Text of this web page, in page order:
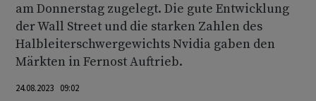
am Donnerstag zugelegt. Die gute Entwicklung
der Wall Street und die starken Zahlen des
Halbleiterschwergewichts Nvidia gaben den
Märkten in Fernost Auftrieb.
24.08.2023 09:02